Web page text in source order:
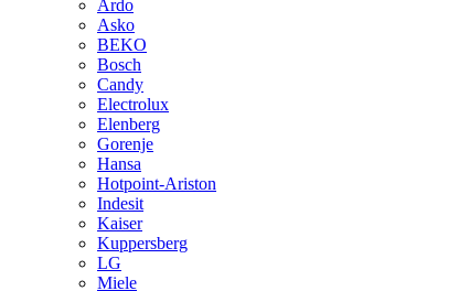
Ardo
Asko
BEKO
Bosch
Candy
Electrolux
Elenberg
Gorenje
Hansa
Hotpoint-Ariston
Indesit
Kaiser
Kuppersberg
LG
Miele